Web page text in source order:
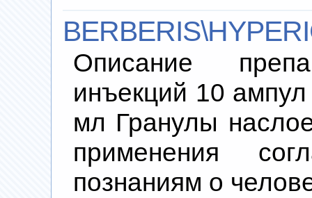
Описание
инъекций 10
мл Гранулы
применения
познаниям о